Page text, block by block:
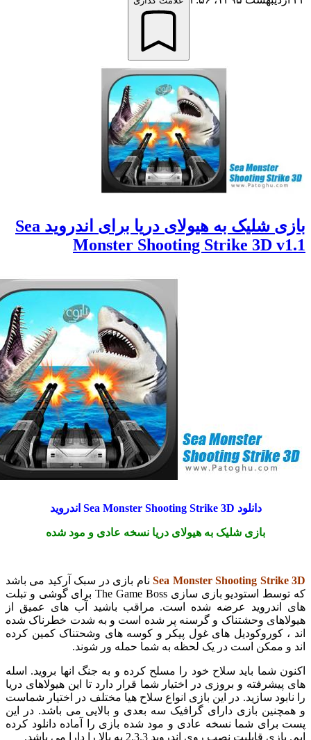
بازی شلیک به هیولای دریا برای اندروید Sea
Monster Shooting Strike 3D
بازی شلیک به هیولای دریا نسخه عادی و مود شده
Sea Monster Shootingنام بازی در سبک آرکید می باشد
که توسط استودیو بازی سازی The Game Boss برای گوشی و تبلت
عرضه شده است. مراقب باشید آب های عمیق از
وحشتناک و گرسنه پر شده است و به شدت خطرناک شده
کوروکودیل های غول پیکر و کوسه های وشحتناک کمین کرده
ممکن است در یک لحظه به شما حمله ور شوند.
شما باید سلاح خود را مسلح کرده و به جنگ انها بروید. اسله
و بروزی در اختیار شما قرار دارد تا این هیولاهای دریا
سازید. در این بازی انواع سلاح هیا مختلف در اختیار شماست
بازی دارای گرافیک سه بعدی و بالایی می باشد. در این
شما نسخه عادی و مود شده بازی را آماده دانلود کرده
نصب روی اندروید 2.3.3 به بالا را دارا می باشد.